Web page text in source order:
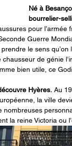
Né à
bourrelier-
pour
Guerre
le sens qu’on
chausseur de génie
bien utile, ce
Hyères. Au
la ville
nombreuses
la reine Victoria ou